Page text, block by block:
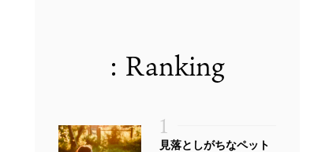
: Ranking
1
見落としがちなペット